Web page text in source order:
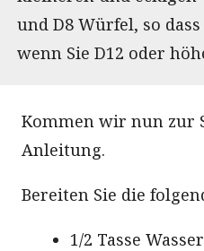
und D8 Würfel, so
wenn Sie D12 oder
Kommen wir nun zur
Anleitung.
Bereiten Sie die
1/2 Tasse Wasser